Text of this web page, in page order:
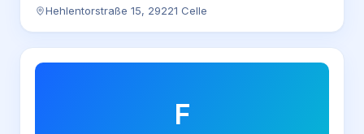
Hehlentorstraße 15, 29221 Celle
F